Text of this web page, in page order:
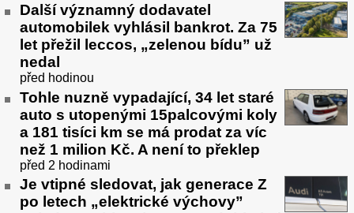
Další významný dodavatel
automobilek vyhlásil bankrot. Za 75
let přežil leccos, „zelenou bídu” už
nedal
před hodinou
Tohle nuzně vypadající, 34 let staré
auto s utopenými 15palcovými koly
a 181 tisíci km se má prodat za víc
než 1 milion Kč. A není to překlep
před 2 hodinami
Je vtipné sledovat, jak generace Z
po letech „elektrické výchovy”